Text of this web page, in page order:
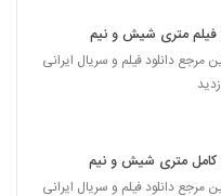
فیلم متری شیش و نیم
مرجع دانلود فیلم و سریال ایرانی
کامل متری شیش و نیم
مرجع دانلود فیلم و سریال ایرانی